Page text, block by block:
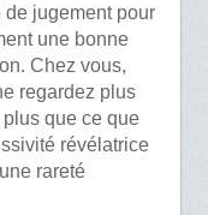
de jugement pour
une bonne
Chez vous,
regardez plus
plus que ce que
révélatrice
rareté